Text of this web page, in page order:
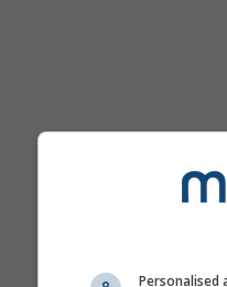
Personalised